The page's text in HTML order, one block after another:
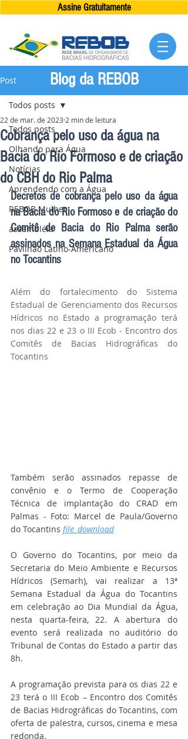
Assine Gratuitamente
Post
Todos posts
Olhando para Água
Notícias
Aprendendo com a Água
REBOB Mulher
assembléia
Pavilhão Latino-Americano
Todos posts
Cobrança pelo uso da água na
Bacia do Rio Formoso e de criação
do CBH do Rio Palma
22 de mar. de 2023 2 min de leitura
Decretos de cobrança pelo uso da água
na Bacia do Rio Formoso e de criação do
Comitê de Bacia do Rio Palma serão
assinados na Semana Estadual da Água
no Tocantins
Além do fortalecimento do Sistema
Estadual de Gerenciamento dos Recursos
Hídricos no Estado a programação terá
nos dias 22 e 23 o III Ecob - Encontro dos
Comitês de Bacias Hidrográficas do
Tocantins
Também serão assinados repasse de
convênio e o Termo de Cooperação
Técnica de implantação do CRAD em
Palmas - Foto: Marcel de Paula/Governo
do Tocantins file_download
O Governo do Tocantins, por meio da
Secretaria do Meio Ambiente e Recursos
Hídricos (Semarh), vai realizar a 13ª
Semana Estadual da Água do Tocantins
em celebração ao Dia Mundial da Água,
nesta quarta-feira, 22. A abertura do
evento será realizada no auditório do
Tribunal de Contas do Estado a partir das
8h.
A programação prevista para os dias 22 e
23 terá o III Ecob – Encontro dos Comitês
de Bacias Hidrográficas do Tocantins, com
oferta de palestra, cursos, cinema e mesa
redonda.
Blog da REBOB